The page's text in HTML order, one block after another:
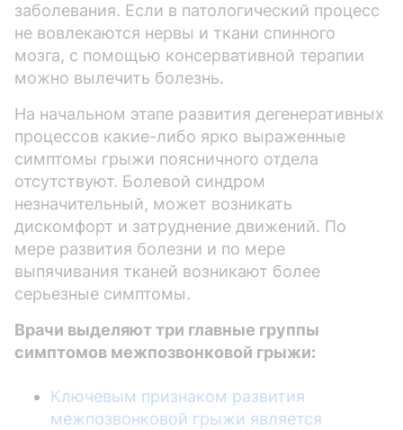
заболевания. Если в патологический процесс
не вовлекаются нервы и ткани спинного
мозга, с помощью консервативной терапии
можно вылечить болезнь.
На начальном этапе развития дегенеративных
процессов какие-либо ярко выраженные
симптомы грыжи поясничного отдела
отсутствуют. Болевой синдром
незначительный, может возникать
дискомфорт и затруднение движений. По
мере развития болезни и по мере
выпячивания тканей возникают более
серьезные симптомы.
Врачи выделяют три главные группы
симптомов межпозвонковой грыжи:
Ключевым признаком развития
межпозвонковой грыжи является